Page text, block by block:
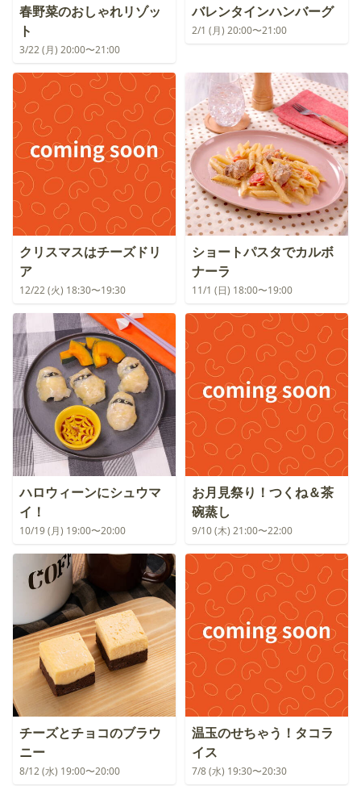
春野菜のおしゃれリゾッ
ト
3/22 (月) 20:00〜21:00
バレンタインハンバーグ
2/1 (月) 20:00〜21:00
クリスマスはチーズドリ
ア
12/22 (火) 18:30〜19:30
ショートパスタでカルボ
ナーラ
11/1 (日) 18:00〜19:00
ハロウィーンにシュウマ
イ！
10/19 (月) 19:00〜20:00
お月見祭り！つくね＆茶
碗蒸し
9/10 (木) 21:00〜22:00
チーズとチョコのブラウ
ニー
8/12 (水) 19:00〜20:00
温玉のせちゃう！タコラ
イス
7/8 (水) 19:30〜20:30